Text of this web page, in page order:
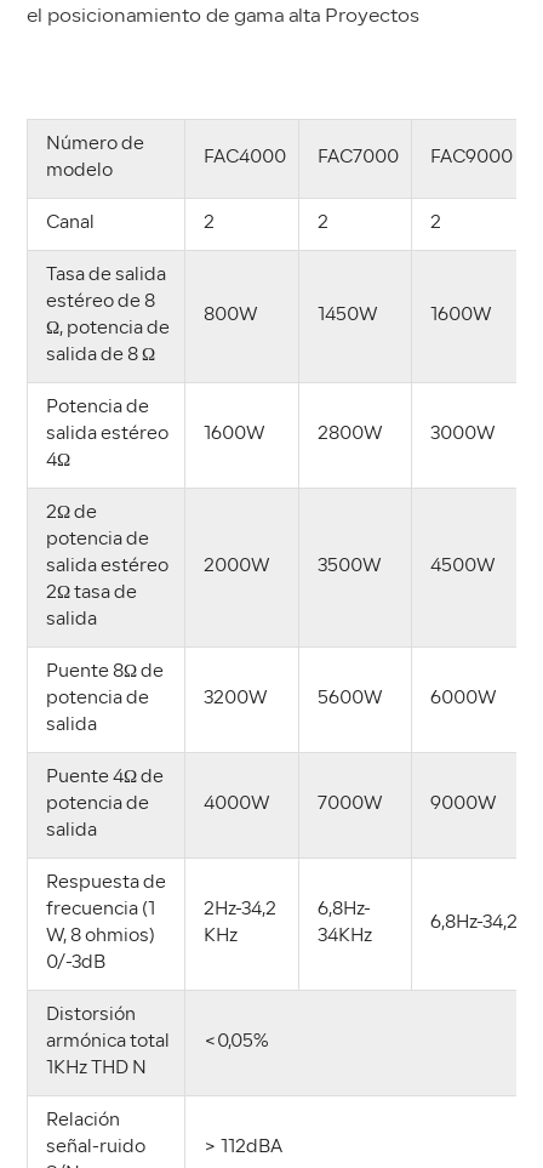
el posicionamiento de gama alta Proyectos
Número de
modelo
FAC4000 FAC7000 FAC9000
Canal 2 2 2
Tasa de salida
estéreo de 8
Ω, potencia de
salida de 8 Ω
800W 1450W 1600W
Potencia de
salida estéreo
4Ω
1600W 2800W 3000W
2Ω de
potencia de
salida estéreo
2Ω tasa de
salida
2000W 3500W 4500W
Puente 8Ω de
potencia de
salida
3200W 5600W 6000W
Puente 4Ω de
potencia de
salida
4000W 7000W 9000W
Respuesta de
frecuencia (1
W, 8 ohmios)
0/-3dB
2Hz-34,2
KHz
6,8Hz-
34KHz
6,8Hz-34,2
Distorsión
armónica total
1KHz THD N
<0,05%
Relación
señal-ruido
> 112dBA